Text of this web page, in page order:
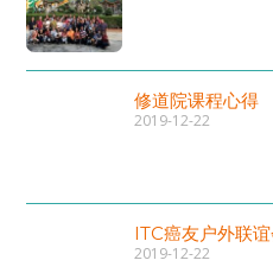
修道院课程心得
2019-12-22
ITC癌友户外联
2019-12-22